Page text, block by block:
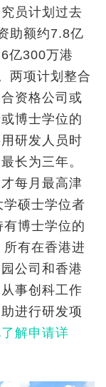
员计划过去
助额约7.8亿
亿300万港
两项计划整合
资格公司或
博士学位的
研发人员时
长为三年。
每月最高津
硕士学位者
博士学位的
有在香港进
公司和香港
事创科工作
进行研发项
了解申请详